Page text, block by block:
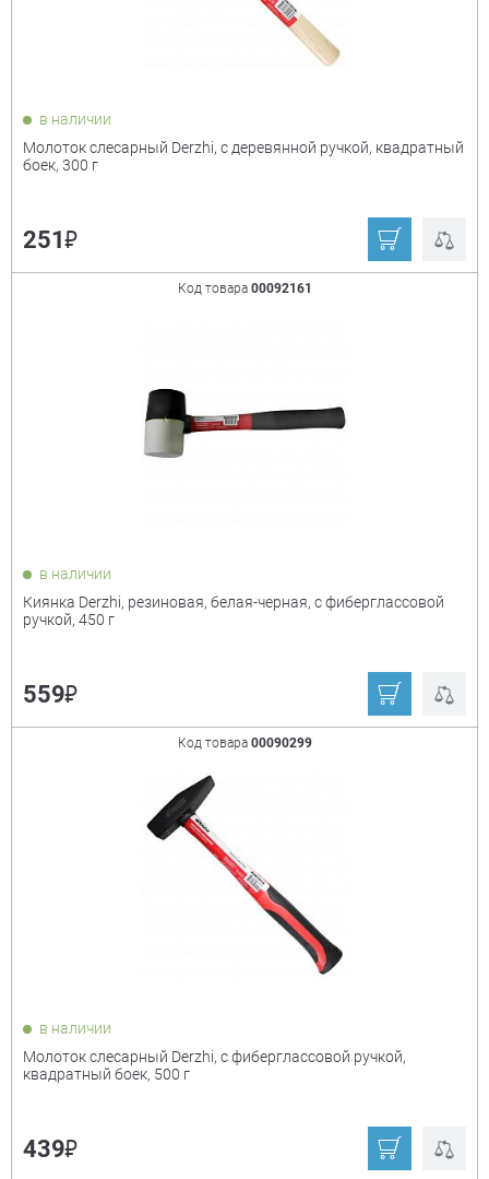
в наличии
Молоток слесарный Derzhi, с деревянной ручкой, квадратный
боек, 300 г
251₽
Код товара 00092161
в наличии
Киянка Derzhi, резиновая, белая-черная, с фиберглассовой
ручкой, 450 г
559₽
Код товара 00090299
в наличии
Молоток слесарный Derzhi, с фиберглассовой ручкой,
квадратный боек, 500 г
439₽